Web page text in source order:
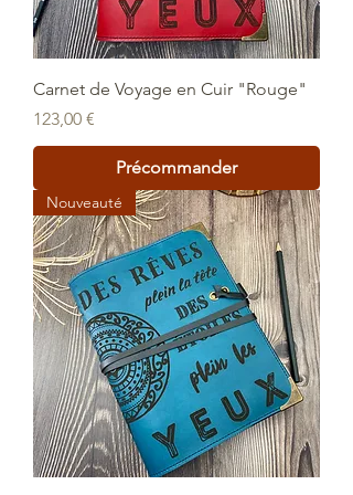
Carnet de Voyage en Cuir "Rouge"
Prix
123,00 €
Précommander
Nouveauté